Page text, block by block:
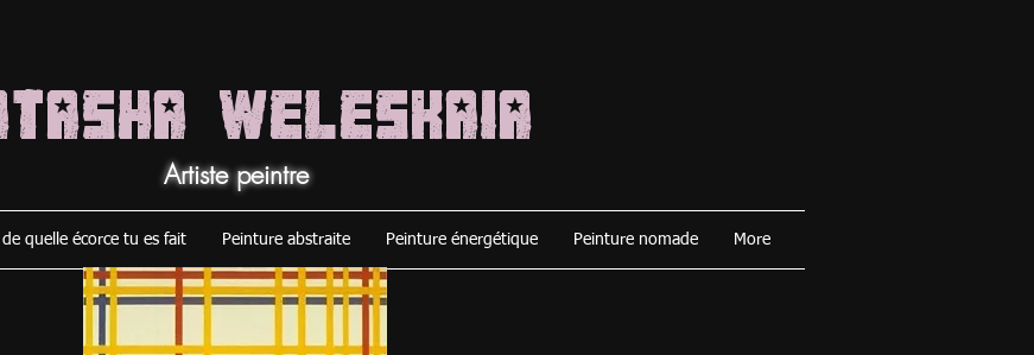
WELESKAIA
Artiste peintre
quelle écorce tu es fait Peinture abstraite Peinture énergétique Peinture nomade More